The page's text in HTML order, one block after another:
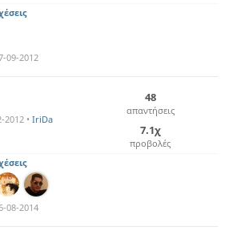
09-2012
2012 • IriDa
48
απαντήσεις
7.1χ
προβολές
08-2014